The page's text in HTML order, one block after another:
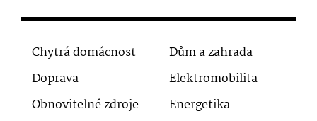
Chytrá domácnost
Dům a zahrada
Doprava
Elektromobilita
Obnovitelné zdroje
Energetika